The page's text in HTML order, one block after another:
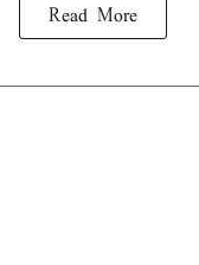
Read More